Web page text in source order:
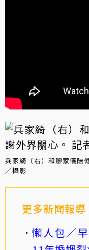
兵家綺（右）和廖家儀陪
／攝影
更多新聞報導
懶人包／